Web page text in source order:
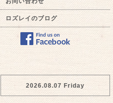
ロズレイのブログ
2026.08.07 Friday